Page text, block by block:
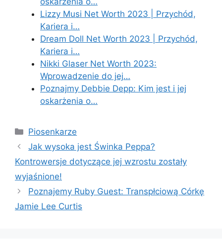
Lizzy Musi Net Worth 2023 | Przychód,
Kariera i…
Dream Doll Net Worth 2023 | Przychód,
Kariera i…
Nikki Glaser Net Worth 2023:
Wprowadzenie do jej…
Poznajmy Debbie Depp: Kim jest i jej
oskarżenia o…
Categories
Piosenkarze
Jak wysoka jest Świnka Peppa?
Kontrowersje dotyczące jej wzrostu zostały
wyjaśnione!
Poznajemy Ruby Guest: Transpłciową Córkę
Jamie Lee Curtis